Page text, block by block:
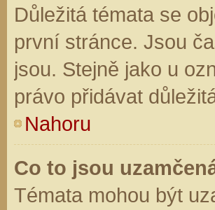
Důležitá témata se
první stránce. Jsou
jsou. Stejně jako u
právo přidávat
Nahoru
Co to jsou
Témata mohou být